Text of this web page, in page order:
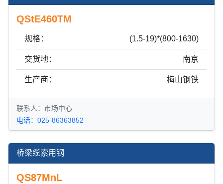
QStE460TM
规格： (1.5-19)*(800-1630)
交货地： 南京
生产商： 梅山钢铁
联系人：市场中心
电话：025-86363852
桥梁缆索用钢
QS87MnL